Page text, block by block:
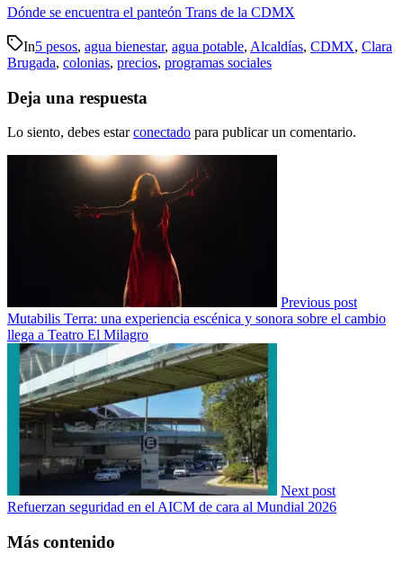
Dónde se encuentra el panteón Trans de la CDMX
In5 pesos, agua bienestar, agua potable, Alcaldías, CDMX, Clara
Brugada, colonias, precios, programas sociales
Deja una respuesta
Lo siento, debes estarconectado para publicar un comentario.
Previous post
Mutabilis Terra: una experiencia escénica y sonora sobre el cambio
llega a Teatro El Milagro
Next post
Refuerzan seguridad en el AICM de cara al Mundial 2026
Más contenido